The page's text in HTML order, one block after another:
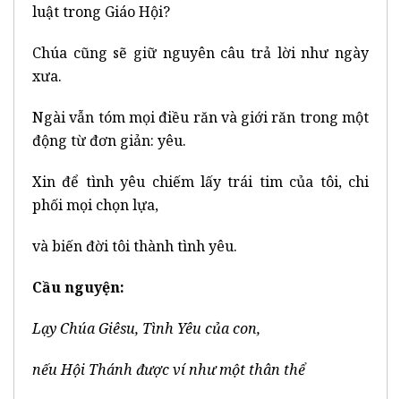
luật trong Giáo Hội?
Chúa cũng sẽ giữ nguyên câu trả lời như ngày
xưa.
Ngài vẫn tóm mọi điều răn và giới răn trong một
động từ đơn giản: yêu.
Xin để tình yêu chiếm lấy trái tim của tôi, chi
phối mọi chọn lựa,
và biến đời tôi thành tình yêu.
Cầu nguyện:
Lạy Chúa Giêsu, Tình Yêu của con,
nếu Hội Thánh được ví như một thân thể